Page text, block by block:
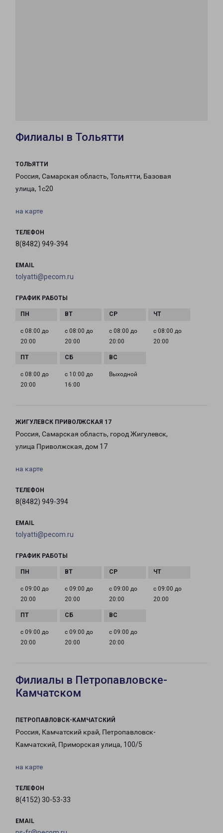
Филиалы в Тольятти
ТОЛЬЯТТИ
Россия, Самарская область, Тольятти, Базовая
улица, 1с20
на карте
ТЕЛЕФОН
8(8482) 949-394
EMAIL
tolyatti@pecom.ru
ГРАФИК РАБОТЫ
с 08:00 до
20:00
с 08:00 до
20:00
с 08:00 до
20:00
с 08:00 до
20:00
с 08:00 до
20:00
с 10:00 до
16:00
Выходной
ЖИГУЛЕВСК ПРИВОЛЖСКАЯ 17
Россия, Самарская область, город Жигулевск,
улица Приволжская, дом 17
на карте
ТЕЛЕФОН
8(8482) 949-394
EMAIL
tolyatti@pecom.ru
ГРАФИК РАБОТЫ
с 09:00 до
20:00
с 09:00 до
20:00
с 09:00 до
20:00
с 09:00 до
20:00
с 09:00 до
20:00
с 09:00 до
20:00
с 09:00 до
20:00
Филиалы в Петропавловске-
Камчатском
ПЕТРОПАВЛОВСК-КАМЧАТСКИЙ
Россия, Камчатский край, Петропавловск-
Камчатский, Приморская улица, 100/5
на карте
ТЕЛЕФОН
8(4152) 30-53-33
EMAIL